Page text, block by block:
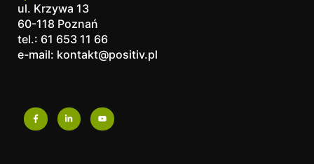
ul. Krzywa 13
60-118 Poznań
tel.: 61 653 11 66
e-mail: kontakt@positiv.pl